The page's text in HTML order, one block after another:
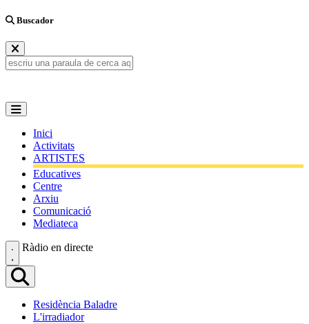
Buscador
Inici
Activitats
ARTISTES
Educatives
Centre
Arxiu
Comunicació
Mediateca
Ràdio en directe
Residència Baladre
L'irradiador